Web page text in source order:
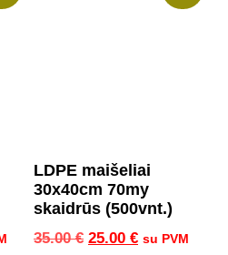
LDPE maišeliai
30x40cm 70my
skaidrūs (500vnt.)
35.00€ 25.00 € su PVM